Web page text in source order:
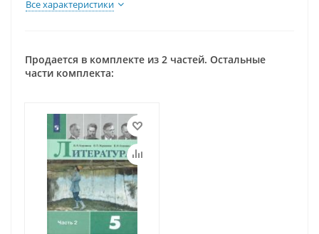
Все характеристики
Продается в комплекте из 2 частей. Остальные
части комплекта: